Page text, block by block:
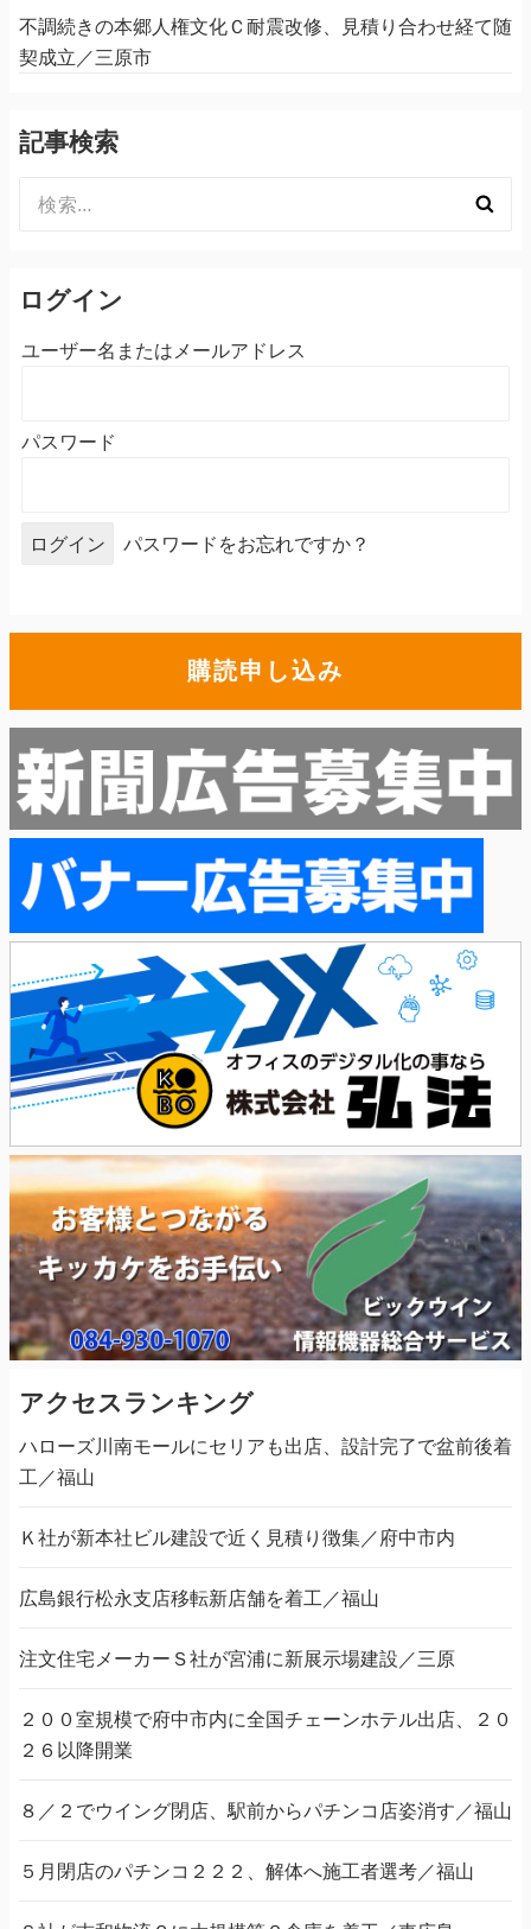
不調続きの本郷人権文化Ｃ耐震改修、見積り合わせ経て随
契成立／三原市
記事検索
索:
ログイン
ユーザー名またはメールアドレス
パスワード
パスワードをお忘れですか？
購読申し込み
アクセスランキング
ハローズ川南モールにセリアも出店、設計完了で盆前後着
工／福山
Ｋ社が新本社ビル建設で近く見積り徴集／府中市内
広島銀行松永支店移転新店舗を着工／福山
注文住宅メーカーＳ社が宮浦に新展示場建設／三原
２００室規模で府中市内に全国チェーンホテル出店、２０
２６以降開業
８／２でウイング閉店、駅前からパチンコ店姿消す／福山
５月閉店のパチンコ２２２、解体へ施工者選考／福山